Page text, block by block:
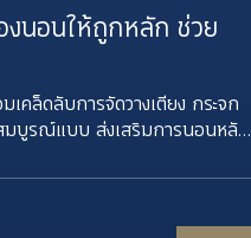
นอนให้ถูกหลัก ช่วย
คล็ดลับการจัดวางเตียง กระจก
มบูรณ์แบบ ส่งเสริมการนอนหลับ